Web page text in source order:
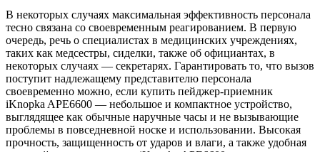
В некоторых случаях максимальная эффективность персонала
тесно связана со своевременным реагированием. В первую
очередь, речь о специалистах в медицинских учреждениях,
таких как медсестры, сиделки, также об официантах, в
некоторых случаях — секретарях. Гарантировать то, что вызов
поступит надлежащему представителю персонала
своевременно можно, если купить пейджер-приемник
iKnopka APE6600 — небольшое и компактное устройство,
выглядящее как обычные наручные часы и не вызывающие
проблемы в повседневной носке и использовании. Высокая
прочность, защищенность от ударов и влаги, а также удобная